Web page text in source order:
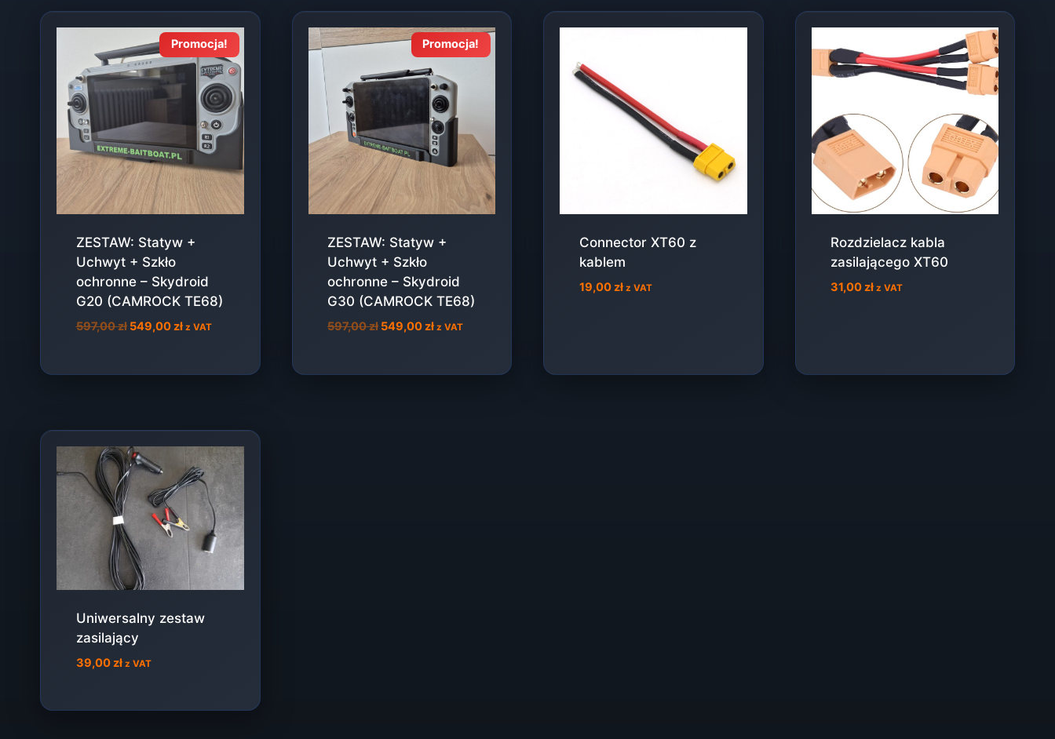
Promocja!
ZESTAW: Statyw +
Uchwyt + Szkło
ochronne – Skydroid
G20 (CAMROCK TE68)
597,00zł Pierwotna
549,00złAktualna
z VAT
Promocja!
ZESTAW: Statyw +
Uchwyt + Szkło
ochronne – Skydroid
G30 (CAMROCK TE68)
597,00zł Pierwotna
549,00złAktualna
z VAT
Connector XT60 z
kablem
19,00zł z VAT
Rozdzielacz kabla
zasilającego XT60
31,00zł z VAT
Uniwersalny zestaw
zasilający
39,00zł z VAT